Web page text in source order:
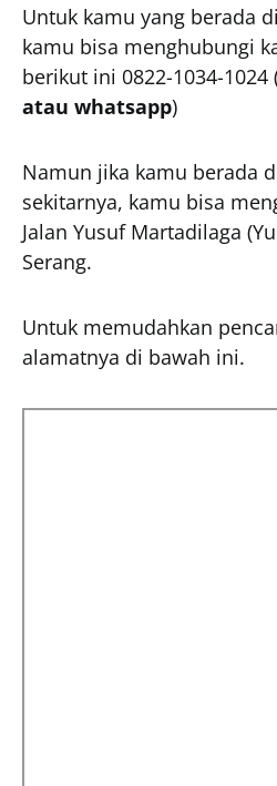
Untuk kamu yang berada
kamu bisa menghubungi
berikut ini 0822-1034-1024
atau whatsapp)
Namun jika kamu berada
sekitarnya, kamu bisa
Jalan Yusuf Martadilaga
Serang.
Untuk memudahkan
alamatnya di bawah ini.